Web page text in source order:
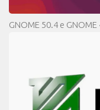
GNOME 50.4 e